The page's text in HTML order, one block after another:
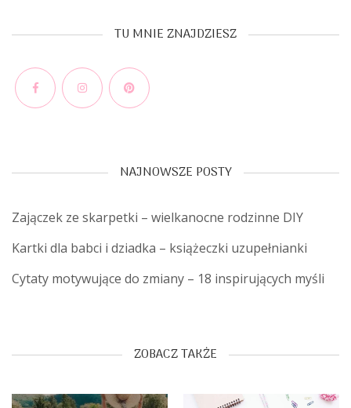
TU MNIE ZNAJDZIESZ
NAJNOWSZE POSTY
Zajączek ze skarpetki – wielkanocne rodzinne DIY
Kartki dla babci i dziadka – książeczki uzupełnianki
Cytaty motywujące do zmiany – 18 inspirujących myśli
ZOBACZ TAKŻE